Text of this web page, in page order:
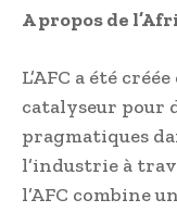
A propos de
L’AFC a été
catalyseur pour
pragmatiques
l’industrie à
l’AFC combine